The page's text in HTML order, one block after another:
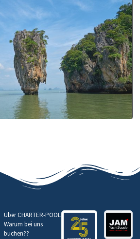
Über CHARTER-POOL
Warum bei uns
buchen??